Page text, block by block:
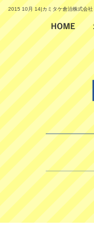
2015 10月 14|カミタケ倉治株式会社